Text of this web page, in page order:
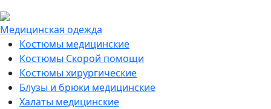
Медицинская одежда
Костюмы медицинские
Костюмы Скорой помощи
Костюмы хирургические
Блузы и брюки медицинские
Халаты медицинские